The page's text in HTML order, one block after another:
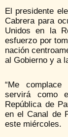
El presidente
Cabrera para
Unidos en la
esfuerzo por
nación
al Gobierno y a
“Me
servirá como
República de
en el Canal de
este miércoles.